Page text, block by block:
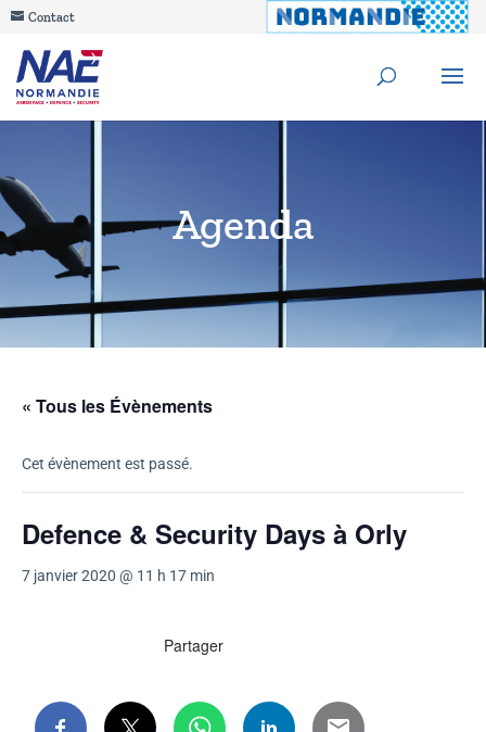
Contact
Agenda
« Tous les Évènements
Cet évènement est passé.
Defence & Security Days à Orly
7 janvier 2020 @ 11 h 17 min
Partager